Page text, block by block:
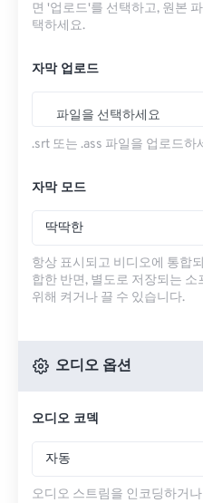
면 '업로드'를 선택하고, 원본
택하세요.
자막 업로드
파일을 선택하세요
.srt 또는 .ass 파일을 업로드하
자막 모드
딱딱한
항상 표시되고 비디오에 통합
합한 반면, 별도로 저장되는
위해 켜거나 끌 수 있습니다.
오디오 옵션
오디오 코덱
자동
오디오 스트림을 인코딩하거